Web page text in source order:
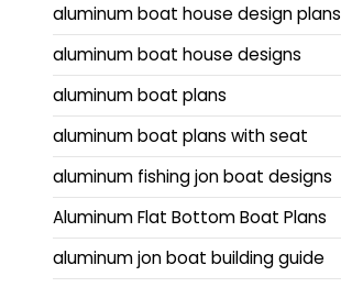
aluminum boat house design plans
aluminum boat house designs
aluminum boat plans
aluminum boat plans with seat
aluminum fishing jon boat designs
Aluminum Flat Bottom Boat Plans
aluminum jon boat building guide